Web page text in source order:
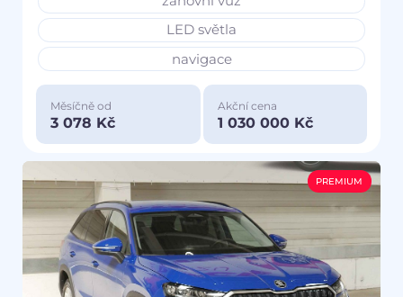
LED světla
navigace
Měsíčně od
3 078 Kč
Akční cena
1 030 000 Kč
PREMIUM